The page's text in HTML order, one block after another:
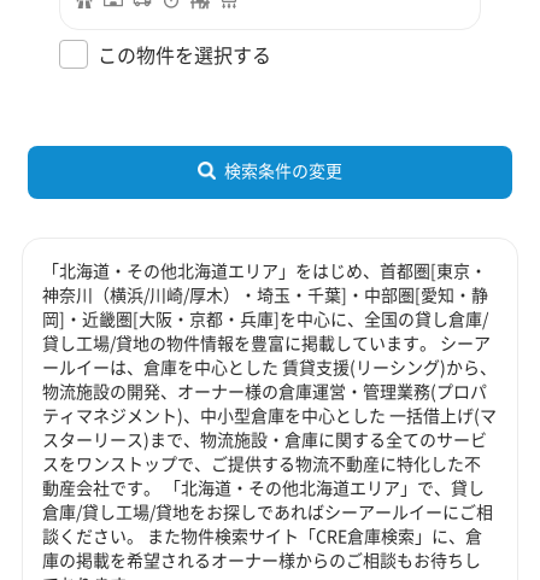
この物件を選択する
検索条件の変更
「北海道・その他北海道エリア」をはじめ、首都圏[東京・
神奈川（横浜/川崎/厚木）・埼玉・千葉]・中部圏[愛知・静
岡]・近畿圏[大阪・京都・兵庫]を中心に、全国の貸し倉庫/
貸し工場/貸地の物件情報を豊富に掲載しています。 シーア
ールイーは、倉庫を中心とした 賃貸支援(リーシング)から、
物流施設の開発、オーナー様の倉庫運営・管理業務(プロパ
ティマネジメント)、中小型倉庫を中心とした 一括借上げ(マ
スターリース)まで、物流施設・倉庫に関する全てのサービ
スをワンストップで、ご提供する物流不動産に特化した不
動産会社です。 「北海道・その他北海道エリア」で、貸し
倉庫/貸し工場/貸地をお探しであればシーアールイーにご相
談ください。 また物件検索サイト「CRE倉庫検索」に、倉
庫の掲載を希望されるオーナー様からのご相談もお待ちし